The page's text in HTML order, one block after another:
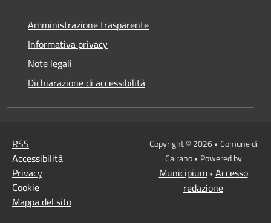
Amministrazione trasparente
Informativa privacy
Note legali
Dichiarazione di accessibilità
RSS
Accessibilità
Privacy
Cookie
Mappa del sito
Copyright © 2026 • Comune di
Cairano • Powered by
Municipium• Accesso
redazione